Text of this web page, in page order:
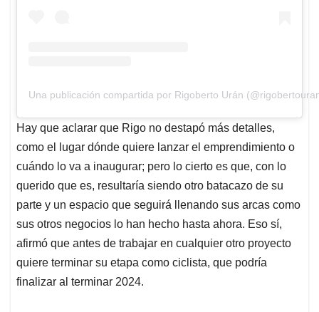
Una publicación compartida por Rigoberto Urán
Hay que aclarar que Rigo no destapó más detalles,
como el lugar dónde quiere lanzar el emprendimiento o
cuándo lo va a inaugurar; pero lo cierto es que, con lo
querido que es, resultaría siendo otro batacazo de su
parte y un espacio que seguirá llenando sus arcas como
sus otros negocios lo han hecho hasta ahora. Eso sí,
afirmó que antes de trabajar en cualquier otro proyecto
quiere terminar su etapa como ciclista, que podría
finalizar al terminar 2024.